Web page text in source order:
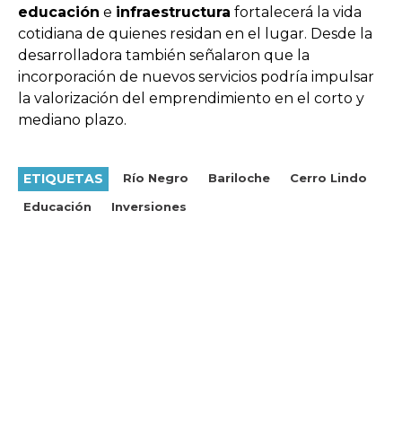
educación e infraestructura fortalecerá la vida
cotidiana de quienes residan en el lugar. Desde la
desarrolladora también señalaron que la
incorporación de nuevos servicios podría impulsar
la valorización del emprendimiento en el corto y
mediano plazo.
ETIQUETAS Río Negro Bariloche
Cerro Lindo
Educación
Inversiones